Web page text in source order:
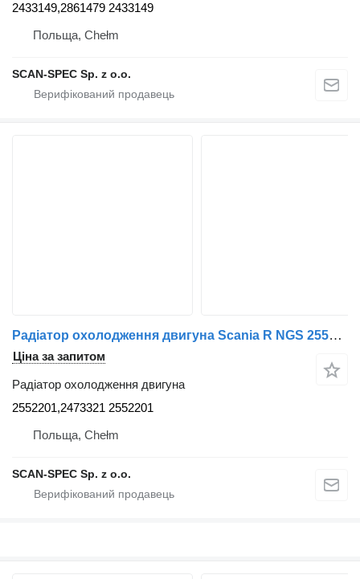
2433149,2861479 2433149
Польща, Chełm
SCAN-SPEC Sp. z o.o.
Радіатор охолодження двигуна Scania R NGS 2552201,2473321 до тягача
Ціна за запитом
Радіатор охолодження двигуна
2552201,2473321 2552201
Польща, Chełm
SCAN-SPEC Sp. z o.o.